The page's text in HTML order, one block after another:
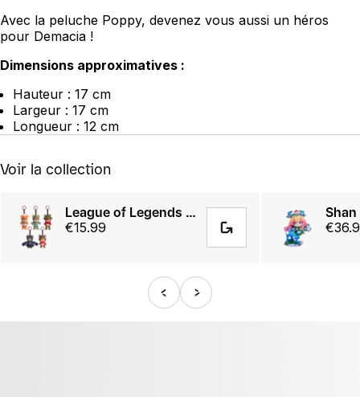
Avec la peluche Poppy, devenez vous aussi un héros
pour Demacia !
Dimensions approximatives :
Hauteur : 17 cm
Largeur : 17 cm
Longueur : 12 cm
Voir la collection
League of Legends Tibbers Blind Box
€15.99